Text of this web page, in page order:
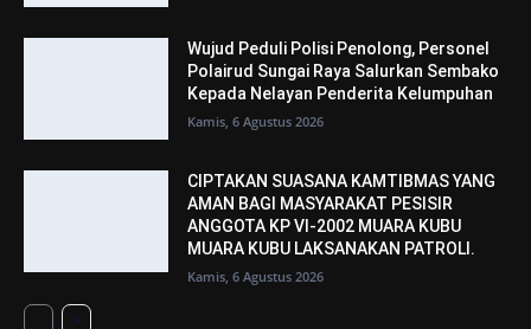
Wujud Peduli Polisi Penolong, Personel
Polairud Sungai Raya Salurkan Sembako
Kepada Nelayan Penderita Kelumpuhan
Kamis, 6 Agustus 2026
CIPTAKAN SUASANA KAMTIBMAS YANG
AMAN BAGI MASYARAKAT PESISIR
ANGGOTA KP VI-2002 MUARA KUBU
MUARA KUBU LAKSANAKAN PATROLI.
Kamis, 6 Agustus 2026